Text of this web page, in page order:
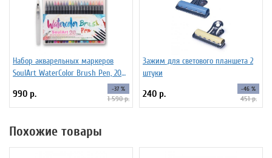
Набор акварельных маркеров
SoulArt WaterColor Brush Pen, 20
990 р. -37 %
1 590 р.
Зажим для светового планшета 2
штуки
240 р. -46 %
451 р.
Похожие товары